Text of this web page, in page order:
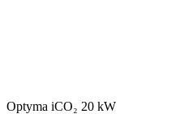
Optyma iCO₂ 20 kW